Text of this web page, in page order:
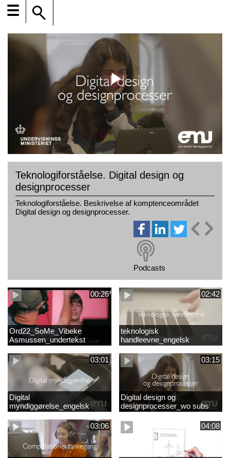
☰
Teknologiforståelse. Digital design og
designprocesser
Teknologiforståelse. Beskrivelse af komptenceområdet
Digital design og designprocesser.
Podcasts
00:26
Ord22_SoMe_Vibeke
Asmussen_undertekst
02:42
teknologisk
handleevne_engelsk
03:01
Digital
myndiggørelse_engelsk
03:15
Digital design og
designprocesser_wo subs
03:06 04:08